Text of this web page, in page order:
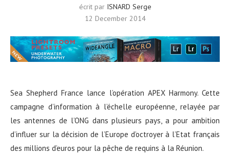
écrit par ISNARD Serge
12 December 2014
Sea Shepherd France lance l’opération APEX Harmony. Cette
campagne d’information à l’échelle européenne, relayée par
les antennes de l’ONG dans plusieurs pays, a pour ambition
d’influer sur la décision de l’Europe d’octroyer à l’Etat français
des millions d’euros pour la pêche de requins à la Réunion.